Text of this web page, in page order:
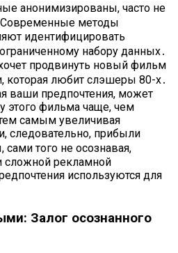
анонимизированы, часто не
методы
идентифицировать
набору данных․
продвинуть новый фильм
которая любит слэшеры 80-х․
ваши предпочтения, может
этого фильма чаще, чем
самым увеличивая
следовательно, прибыли
того не осознавая,
сложной рекламной
используются для
Залог осознанного